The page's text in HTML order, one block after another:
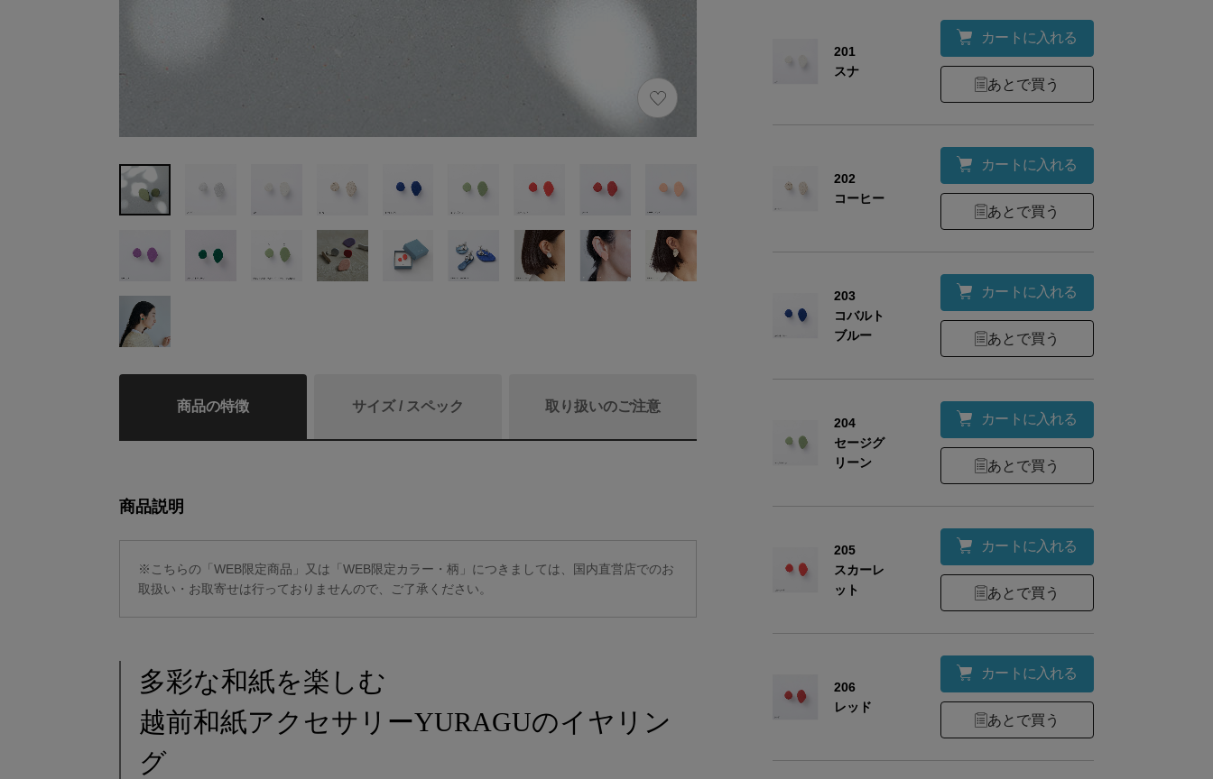
商品の特徴 サイズ / スペック 取り扱いのご注意
商品説明
※こちらの「WEB限定商品」又は「WEB限定カラー・柄」につきましては、国内直営店でのお
取扱い・お取寄せは行っておりませんので、ご了承ください。
多彩な和紙を楽しむ
越前和紙アクセサリーYURAGUのイヤリン
グ
商品詳細
イヤリング金具：真鍮合金
形の異なる(A・Cタイプ※上画像参照）イヤリン
専用箱入り(約7.6×7.6×2.7㎝）
201
スナ
カートに入れる
あとで買う
202
コーヒー
カートに入れる
あとで買う
203
コバルト
ブルー
カートに入れる
あとで買う
204
セージグ
リーン
カートに入れる
あとで買う
205
スカーレ
ット
カートに入れる
あとで買う
206
レッド
カートに入れる
あとで買う